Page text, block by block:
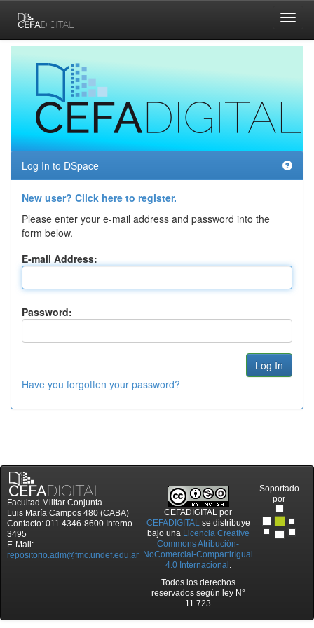
navigation
Log In to DSpace
New user? Click here to register.
Please enter your e-mail address and password into the
form below.
E-mail Address:
Password:
Have you forgotten your password?
Facultad Militar Conjunta
Luis María Campos 480 (CABA)
Contacto: 011 4346-8600 Interno
3495
E-Mail:
repositorio.adm@fmc.undef.edu.ar
CEFADIGITAL por
CEFADIGITALse distribuye
bajo una Licencia Creative
Commons Atribución-
NoComercial-CompartirIgual
4.0 Internacional .
Todos los derechos
reservados según ley N°
11.723
Soportado
por